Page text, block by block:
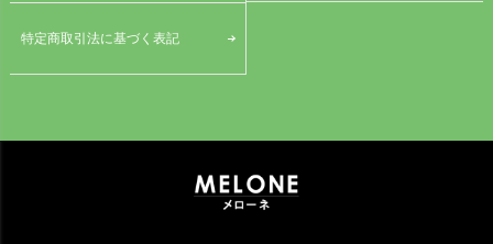
特定商取引法に基づく表記